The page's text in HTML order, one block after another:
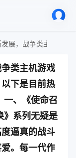
类主机游戏
下是目前热
一、《使命召
系列无疑是
逼真的战斗
。每一代作